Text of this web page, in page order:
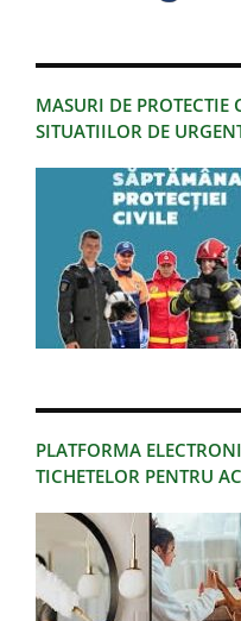
MASURI DE PROTECTIE
SITUATIILOR DE
PLATFORMA
TICHETELOR PENTRU